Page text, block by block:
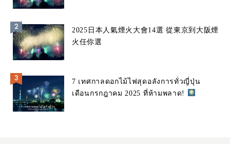
2025日本人氣煙火大會14選 從東京到大阪煙
火任你選
7 เทศกาลดอกไม้ไฟสุดอลังการทั่วญี่ปุ่น
เดือนกรกฎาคม 2025 ที่ห้ามพลาด!